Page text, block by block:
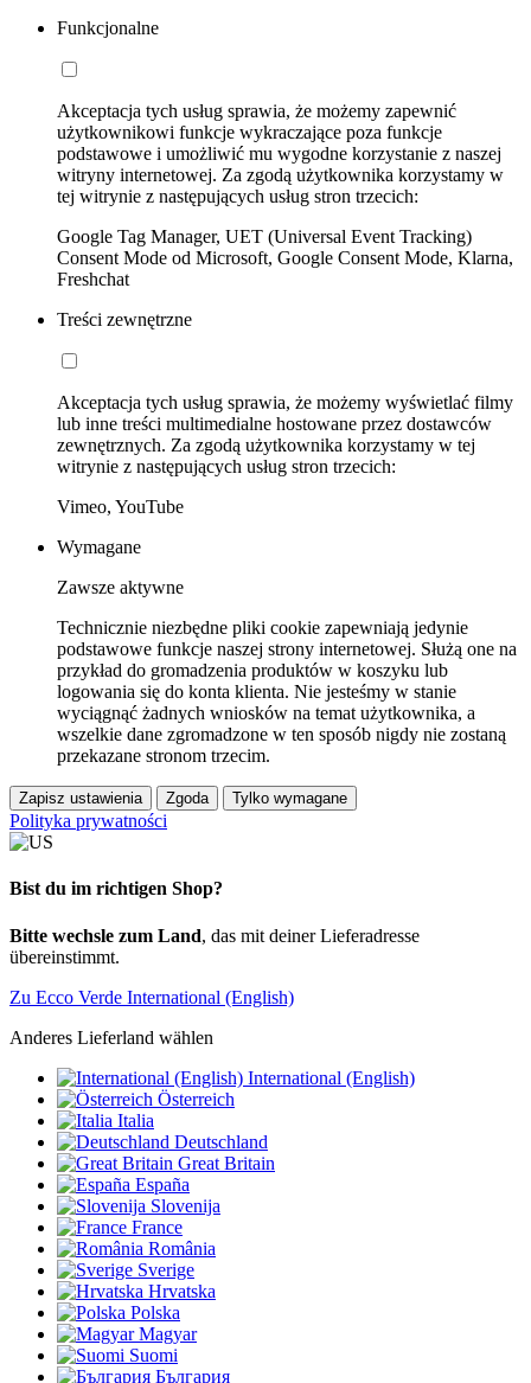
Funkcjonalne
Akceptacja tych usług sprawia, że możemy zapewnić
użytkownikowi funkcje wykraczające poza funkcje
podstawowe i umożliwić mu wygodne korzystanie z naszej
witryny internetowej. Za zgodą użytkownika korzystamy w
tej witrynie z następujących usług stron trzecich:
Google Tag Manager, UET (Universal Event Tracking)
Consent Mode od Microsoft, Google Consent Mode, Klarna,
Freshchat
Treści zewnętrzne
Akceptacja tych usług sprawia, że możemy wyświetlać filmy
lub inne treści multimedialne hostowane przez dostawców
zewnętrznych. Za zgodą użytkownika korzystamy w tej
witrynie z następujących usług stron trzecich:
Vimeo, YouTube
Wymagane
Zawsze aktywne
Technicznie niezbędne pliki cookie zapewniają jedynie
podstawowe funkcje naszej strony internetowej. Służą one na
przykład do gromadzenia produktów w koszyku lub
logowania się do konta klienta. Nie jesteśmy w stanie
wyciągnąć żadnych wniosków na temat użytkownika, a
wszelkie dane zgromadzone w ten sposób nigdy nie zostaną
przekazane stronom trzecim.
Zapisz ustawienia Zgoda Tylko wymagane
Polityka prywatności
Bist du im richtigen Shop?
Bitte wechsle zum Land, das mit deiner Lieferadresse
übereinstimmt.
Zu Ecco Verde International (English)
Anderes Lieferland wählen
International (English)
Österreich
Italia
Deutschland
Great Britain
España
Slovenija
France
România
Sverige
Hrvatska
Polska
Magyar
Suomi
България